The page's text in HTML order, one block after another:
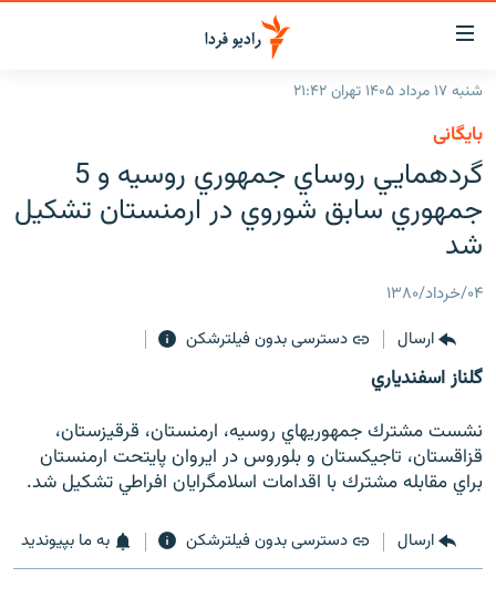
لینک‌های
قابلیت
دسترسی
بازگشت
بازگشت
به
منوی
اصلی
رفتن
صفحه
صفحه اصلی
ایران
جهان
رادیو
گزارش‌های تصویری
گزارش‌های ویدئویی
زنان فردا
به ما بپیوندید
شنبه ۱۷ مرداد ۱۴۰۵ تهران ۲۱:۴۲
بایگانی
گردهمايي روساي جمهوري روسيه و 5
جمهوري سابق شوروي در ارمنستان تشكيل
شد
۰۴/خرداد/۱۳۸۰
ارسال
دسترسی بدون فیلترشکن
گلناز اسفندياري
نشست مشترك جمهوريهاي روسيه، ارمنستان، قرقيزستان،
قزاقستان، تاجيكستان و بلوروس در ايروان پايتحت ارمنستان
براي مقابله مشترك با اقدامات اسلامگرايان افراطي تشكيل شد.
ارسال دسترسی بدون فیلترشکن به ما بپیوندید